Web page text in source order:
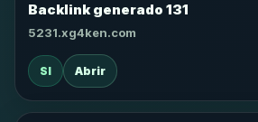
Backlink generado 131
5231.xg4ken.com
SI Abrir